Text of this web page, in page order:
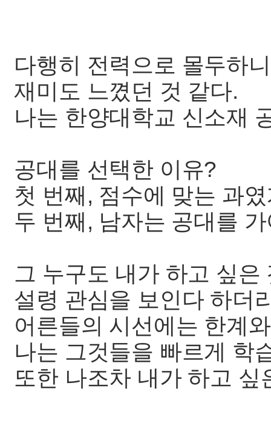
다행히 전력으로 몰두하
재미도 느꼈던 것 같다.
나는 한양대학교 신소재
공대를 선택한 이유?
첫 번째, 점수에 맞는 과
두 번째, 남자는 공대를
그 누구도 내가 하고 싶은
설령 관심을 보인다 하더
어른들의 시선에는 한계
나는 그것들을 빠르게 학
또한 나조차 내가 하고